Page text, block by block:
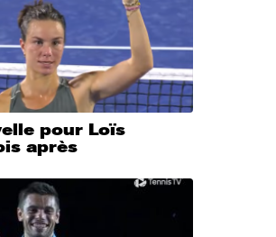
pour Loïs
après